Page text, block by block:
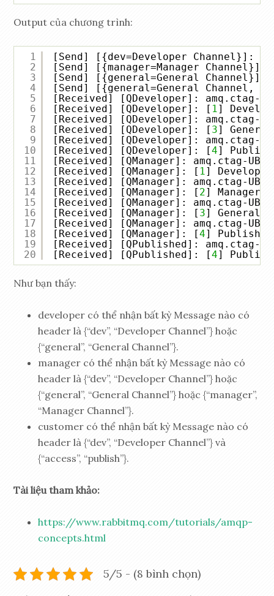
Output của chương trình:
1
2
3
4
5
6
7
8
9
10
11
12
13
14
15
16
17
18
19
20
[Send] [{dev=Developer Channel}]: [
[Send] [{manager=Manager Channel}]:
[Send] [{general=General Channel}]:
[Send] [{general=General Channel,
[Received] [QDeveloper]: amq.ctag-
[Received] [QDeveloper]: [ 1 ]
[Received] [QDeveloper]: amq.ctag-
[Received] [QDeveloper]: [ 3] General
[Received] [QDeveloper]: amq.ctag-
[Received] [QDeveloper]: [4]
[Received] [QManager]: amq.ctag-
[Received] [QManager]: [ 1 ] Developer
[Received] [QManager]: amq.ctag-
[Received] [QManager]: [ 2] Manager
[Received] [QManager]: amq.ctag-
[Received] [QManager]: [ 3] General
[Received] [QManager]: amq.ctag-
[Received] [QManager]: [4] Published
[Received] [QPublished]: amq.ctag-
[Received] [QPublished]: [4]
Như bạn thấy:
developer có thể nhận bất kỳ Message nào có
header là {“dev”, “Developer Channel”} hoặc
{“general”, “General Channel”}.
manager có thể nhận bất kỳ Message nào có
header là {“dev”, “Developer Channel”} hoặc
{“general”, “General Channel”} hoặc {“manager”,
“Manager Channel”}.
customer có thể nhận bất kỳ Message nào có
header là {“dev”, “Developer Channel”} và
{“access”, “publish”}.
Tài liệu tham khảo:
https://www.rabbitmq.com/tutorials/amqp-
concepts.html
5/5 - (8 bình chọn)